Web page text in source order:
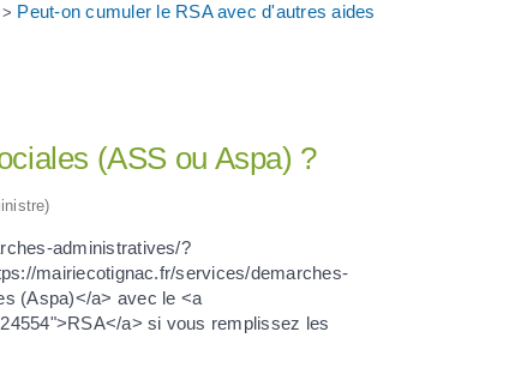
> Peut-on cumuler le RSA avec d'autres aides
(ASS ou Aspa) ?
administratives/?
mairiecotignac.fr/services/demarches-
(Aspa)</a> avec le <a
a> si vous remplissez les